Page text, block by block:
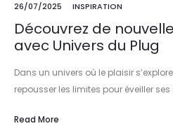
26/07/2025 INSPIRATION
Découvrez de
avec Univers du Plug
Dans un univers où le plaisir
repousser les limites pour éveiller
Read More